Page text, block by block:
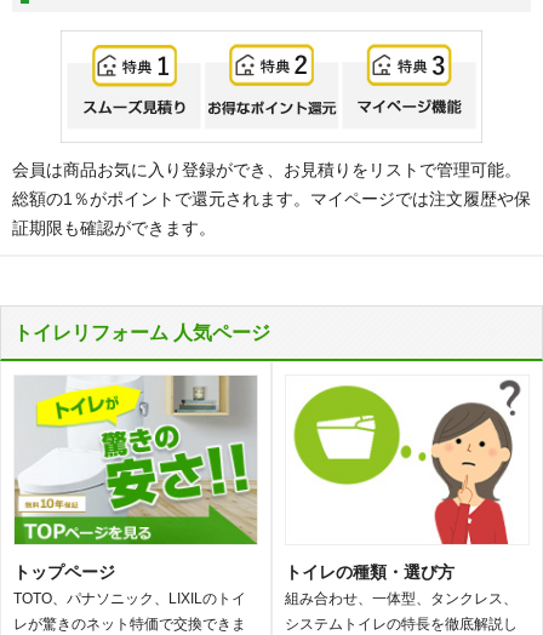
会員は商品お気に入り登録ができ、お見積りをリストで管理可能。
総額の1％がポイントで還元されます。マイページでは注文履歴や保
証期限も確認ができます。
トイレリフォーム 人気ページ
トップページ
TOTO、パナソニック、LIXILのトイ
レが驚きのネット特価で交換できま
トイレの種類・選び方
組み合わせ、一体型、タンクレス、
システムトイレの特長を徹底解説し